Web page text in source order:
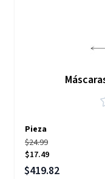
Pieza
$24.99
$17.49
Precio especial
$419.82